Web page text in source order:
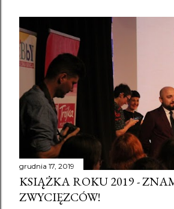
grudnia 17, 2019
KSIĄŻKA ROKU 2019 -
ZWYCIĘZCÓW!